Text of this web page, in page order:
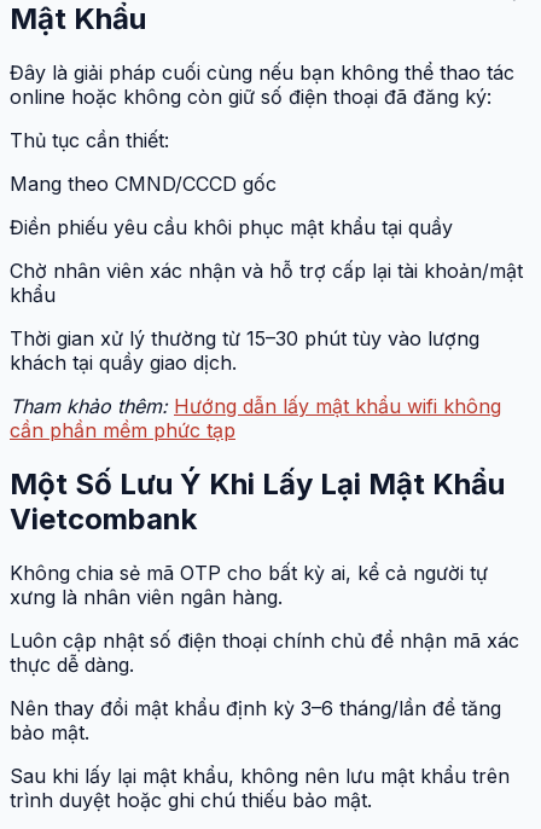
Mật Khẩu
Đây là giải pháp cuối cùng nếu bạn không thể thao tác
online hoặc không còn giữ số điện thoại đã đăng ký:
Thủ tục cần thiết:
Mang theo CMND/CCCD gốc
Điền phiếu yêu cầu khôi phục mật khẩu tại quầy
Chờ nhân viên xác nhận và hỗ trợ cấp lại tài khoản/mật
khẩu
Thời gian xử lý thường từ 15–30 phút tùy vào lượng
khách tại quầy giao dịch.
Tham khảo thêm: Hướng dẫn lấy mật khẩu wifi không
cần phần mềm phức tạp
Một Số Lưu Ý Khi Lấy Lại Mật Khẩu
Vietcombank
Không chia sẻ mã OTP cho bất kỳ ai, kể cả người tự
xưng là nhân viên ngân hàng.
Luôn cập nhật số điện thoại chính chủ để nhận mã xác
thực dễ dàng.
Nên thay đổi mật khẩu định kỳ 3–6 tháng/lần để tăng
bảo mật.
Sau khi lấy lại mật khẩu, không nên lưu mật khẩu trên
trình duyệt hoặc ghi chú thiếu bảo mật.